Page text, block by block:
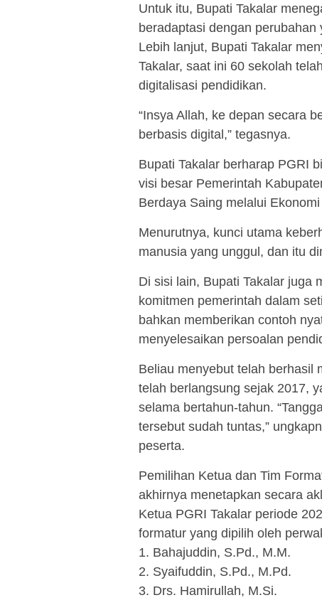
Untuk itu, Bupati Takalar
beradaptasi dengan perubahan
Lebih lanjut, Bupati Takalar
Takalar, saat ini 60 sekolah
digitalisasi pendidikan.
“Insya Allah, ke depan secara
berbasis digital,” tegasnya.
Bupati Takalar berharap PGRI
visi besar Pemerintah
Berdaya Saing melalui Ekonomi
Menurutnya, kunci utama
manusia yang unggul, dan itu
Di sisi lain, Bupati Takalar juga
komitmen pemerintah dalam
bahkan memberikan contoh
menyelesaikan persoalan
Beliau menyebut telah berhasil
telah berlangsung sejak 2017,
selama bertahun-tahun.
tersebut sudah tuntas,”
peserta.
Pemilihan Ketua dan Tim
akhirnya menetapkan secara
Ketua PGRI Takalar periode
formatur yang dipilih oleh
1. Bahajuddin, S.Pd., M.M.
2. Syaifuddin, S.Pd., M.Pd.
3. Drs. Hamirullah, M.Si.